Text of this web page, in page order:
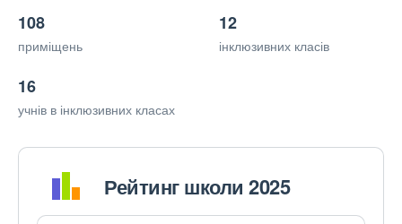
108
приміщень
12
інклюзивних класів
16
учнів в інклюзивних класах
Рейтинг школи 2025